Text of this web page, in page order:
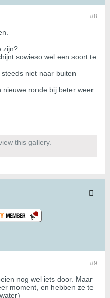
#8
zijn?
sowieso wel een soort te
niet naar buiten
ronde bij beter weer.
this gallery.
#9
nog wel iets door. Maar
moment, en hebben ze te